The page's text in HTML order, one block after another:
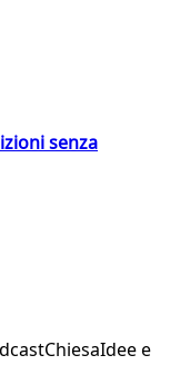
senza
ChiesaIdee e